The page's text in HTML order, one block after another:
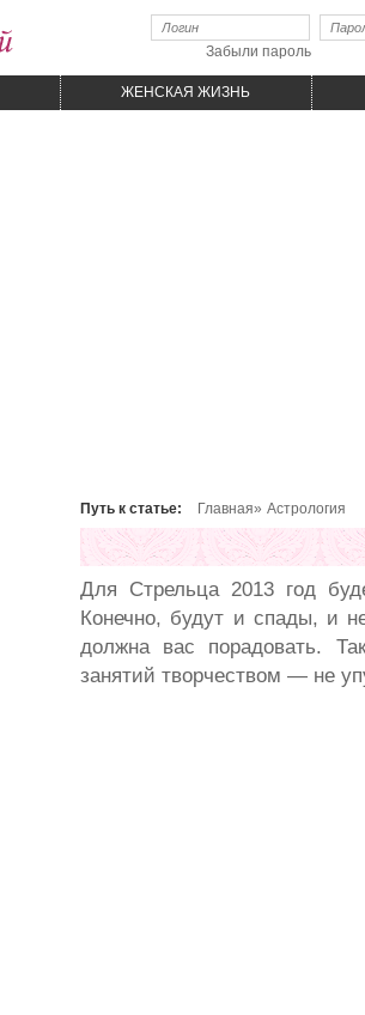
Путь к статье: Главная» Астрология
Для Стрельца 2013 год
Конечно, будут и спады, и
должна вас порадовать.
занятий творчеством — не
Забыли пароль
ЖЕНСКАЯ ЖИЗНЬ